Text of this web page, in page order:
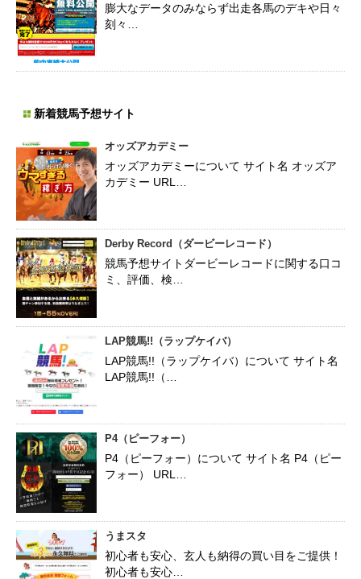
膨大なデータのみならず出走各馬のデキや日々
刻々…
新着競馬予想サイト
オッズアカデミー
オッズアカデミーについて サイト名 オッズア
カデミー URL…
Derby Record（ダービーレコード）
競馬予想サイトダービーレコードに関する口コ
ミ、評価、検…
LAP競馬!!（ラップケイバ）
LAP競馬!!（ラップケイバ）について サイト名
LAP競馬!!（…
P4（ピーフォー）
P4（ピーフォー）について サイト名 P4（ピー
フォー） URL…
うまスタ
初心者も安心、玄人も納得の買い目をご提供！
初心者も安心…